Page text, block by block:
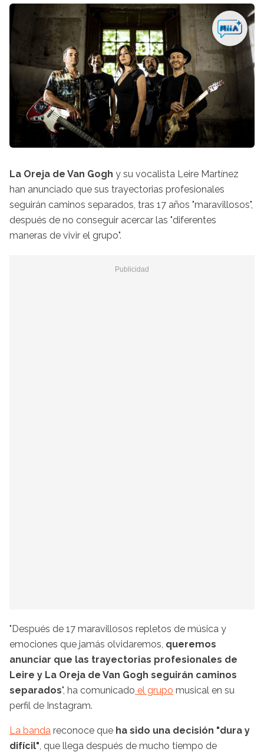
La Oreja de Van Gogh y su vocalista Leire Martínez
han anunciado que sus trayectorias profesionales
seguirán caminos separados, tras 17 años "maravillosos",
después de no conseguir acercar las "diferentes
maneras de vivir el grupo".
"Después de 17 maravillosos repletos de música y
emociones que jamás olvidaremos, queremos
anunciar que las trayectorias profesionales de
Leire y La Oreja de Van Gogh seguirán caminos
separados", ha comunicado el grupo musical en su
perfil de Instagram.
La banda reconoce que ha sido una decisión "dura y
difícil", que llega después de mucho tiempo de